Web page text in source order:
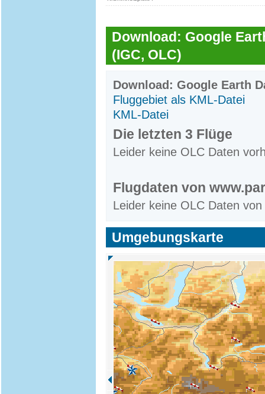
Download: Google
(IGC, OLC)
Download: Google Earth
Fluggebiet als KML-Datei
KML-Datei
Die letzten 3 Flüge
Leider keine OLC Daten
Flugdaten von
Leider keine OLC Daten
Umgebungskarte